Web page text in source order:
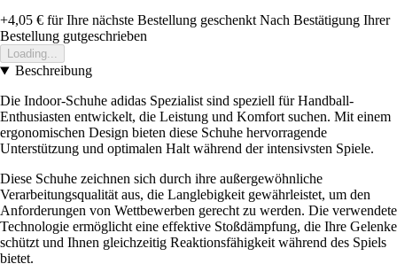
+4,05 € für Ihre nächste Bestellung geschenkt Nach Bestätigung Ihrer
Bestellung gutgeschrieben
Loading...
Beschreibung
Die Indoor-Schuhe adidas Spezialist sind speziell für Handball-
Enthusiasten entwickelt, die Leistung und Komfort suchen. Mit einem
ergonomischen Design bieten diese Schuhe hervorragende
Unterstützung und optimalen Halt während der intensivsten Spiele.
Diese Schuhe zeichnen sich durch ihre außergewöhnliche
Verarbeitungsqualität aus, die Langlebigkeit gewährleistet, um den
Anforderungen von Wettbewerben gerecht zu werden. Die verwendete
Technologie ermöglicht eine effektive Stoßdämpfung, die Ihre Gelenke
schützt und Ihnen gleichzeitig Reaktionsfähigkeit während des Spiels
bietet.